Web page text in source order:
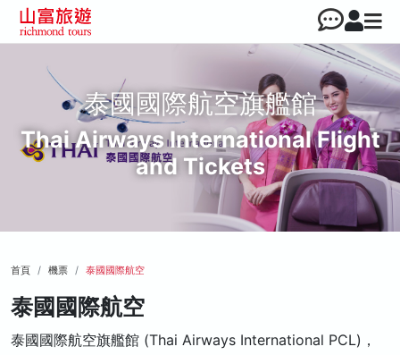
泰國國際航空旗艦館
Thai Airways International Flight
and Tickets
首頁 機票 泰國國際航空
泰國國際航空
泰國國際航空旗艦館 (Thai Airways International PCL)，